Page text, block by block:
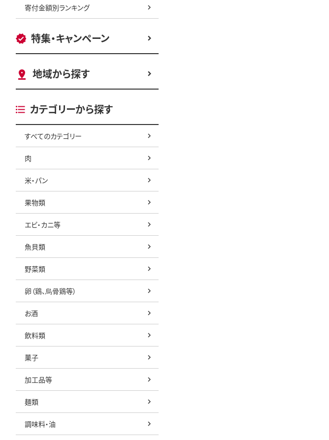
寄付金額別ランキング
特集・キャンペーン
地域から探す
カテゴリーから探す
すべてのカテゴリー
肉
米・パン
果物類
エビ・カニ等
魚貝類
野菜類
卵（鶏、烏骨鶏等）
お酒
飲料類
菓子
加工品等
麺類
調味料・油